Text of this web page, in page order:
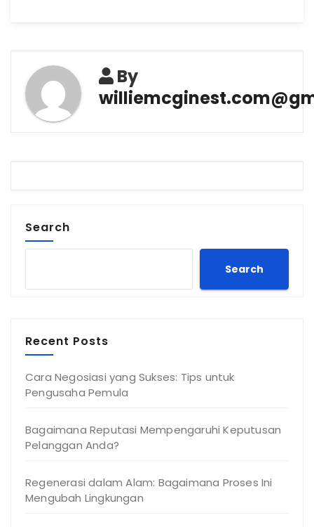
By
Search
Search
Recent Posts
Cara Negosiasi yang Sukses: Tips untuk
Pengusaha Pemula
Bagaimana Reputasi Mempengaruhi Keputusan
Pelanggan Anda?
Regenerasi dalam Alam: Bagaimana Proses Ini
Mengubah Lingkungan